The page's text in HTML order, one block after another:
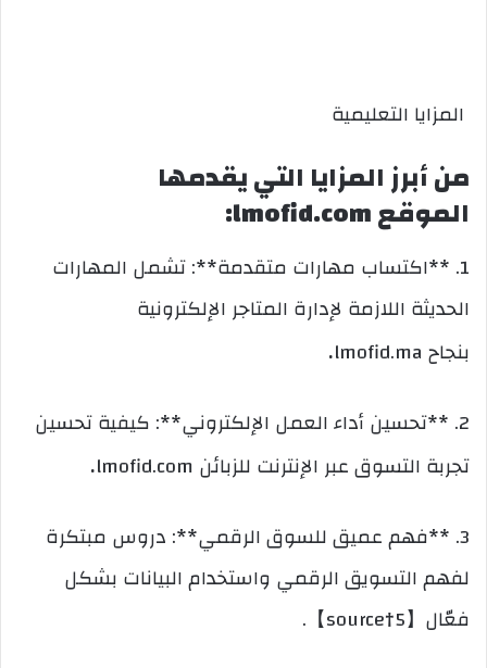
المزايا التعليمية
من أبرز المزايا التي يقدمها
الموقع lmofid.com:
1. **اكتساب مهارات متقدمة**: تشمل المهارات
الحديثة اللازمة لإدارة المتاجر الإلكترونية
بنجاح lmofid.ma
.
2. **تحسين أداء العمل الإلكتروني**: كيفية تحسين
تجربة التسوق عبر الإنترنت للزبائن lmofid.com
.
3. **فهم عميق للسوق الرقمي**: دروس مبتكرة
لفهم التسويق الرقمي واستخدام البيانات بشكل
فعّال【5†source】.